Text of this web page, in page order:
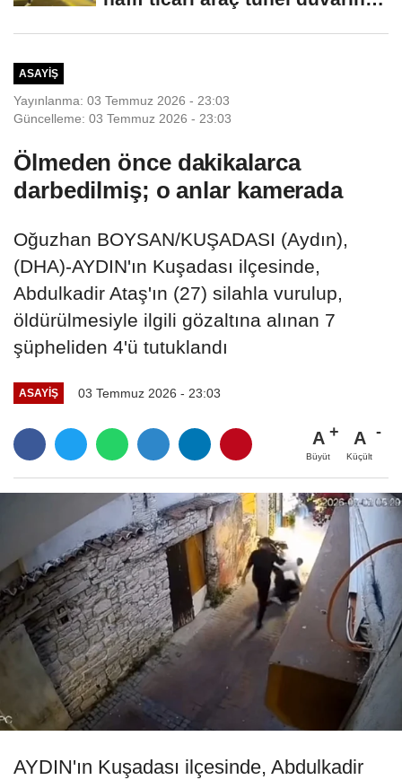
ASAYIŞ
Yayınlanma: 03 Temmuz 2026 - 23:03
Güncelleme: 03 Temmuz 2026 - 23:03
Ölmeden önce dakikalarca
darbedilmiş; o anlar kamerada
Oğuzhan BOYSAN/KUŞADASI (Aydın),
(DHA)-AYDIN'ın Kuşadası ilçesinde,
Abdulkadir Ataş'ın (27) silahla vurulup,
öldürülmesiyle ilgili gözaltına alınan 7
şüpheliden 4'ü tutuklandı
ASAYIŞ 03 Temmuz 2026 - 23:03
A
Büyüt
A
Küçült
AYDIN'ın Kuşadası ilçesinde, Abdulkadir